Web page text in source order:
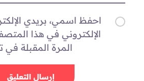
احفظ اسمي، بريدي
الإلكتروني في هذا
المرة المقبلة في